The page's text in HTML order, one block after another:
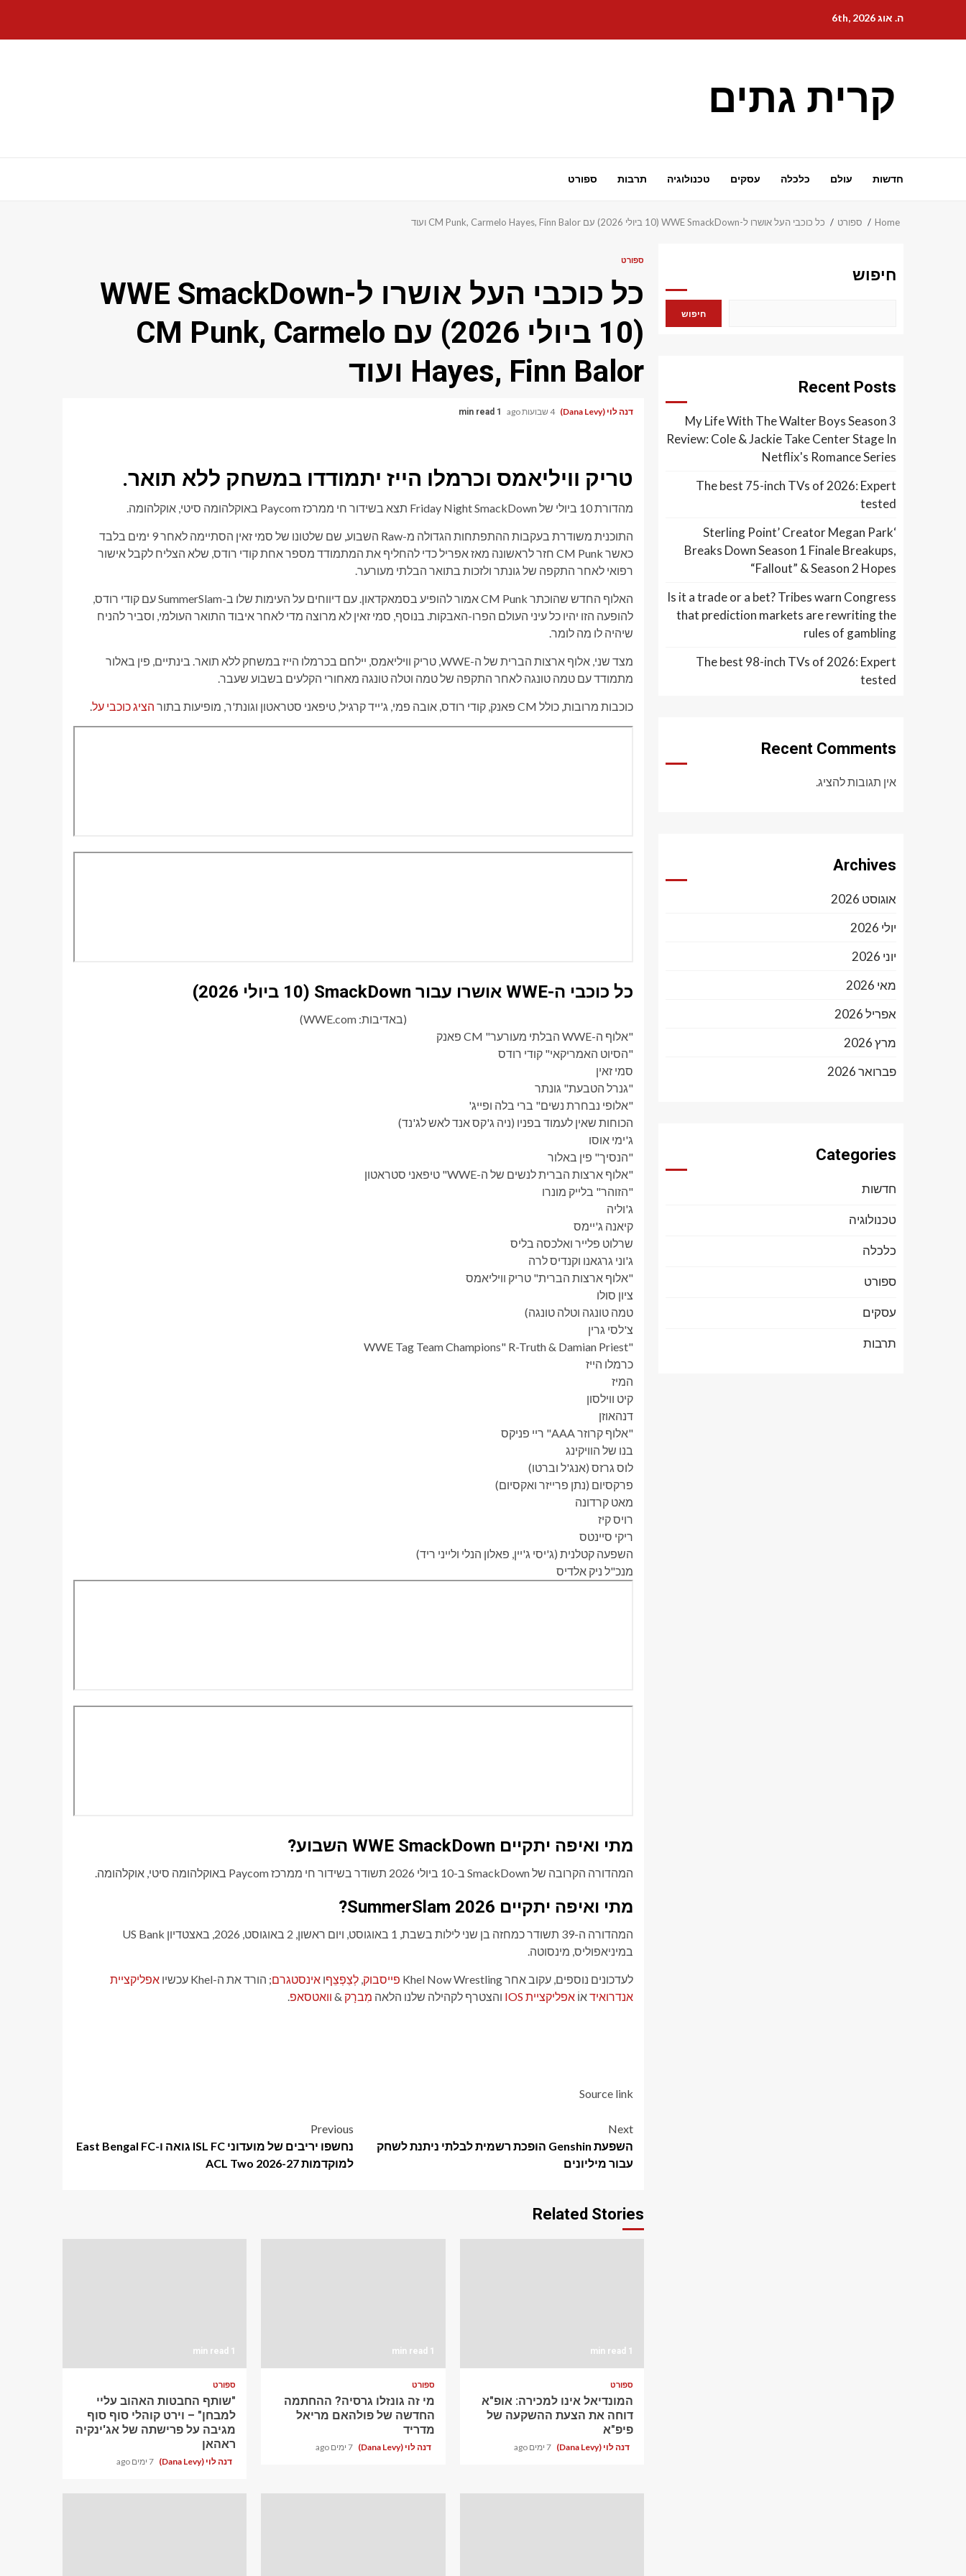
content
ה. אוג 6th, 2026
קרית גתים
חדשות עולם כלכלה עסקים טכנולוגיה תרבות ספורט
Home ספורט כל כוכבי העל אושרו ל-WWE SmackDown (10 ביולי 2026) עם CM Punk, Carmelo Hayes, Finn Balor ועוד
ספורט
כל כוכבי העל אושרו ל-WWE SmackDown
(10 ביולי 2026) עם CM Punk, Carmelo
Hayes, Finn Balor ועוד
דנה לוי (Dana Levy) 4 שבועות ago 1 min read
טריק וויליאמס וכרמלו הייז יתמודדו במשחק ללא תואר.
מהדורת 10 ביולי של Friday Night SmackDown תצא בשידור חי ממרכז Paycom באוקלהומה סיטי, אוקלהומה.
התוכנית משודרת בעקבות ההתפתחות הגדולה מ-Raw השבוע, שם שלטונו של סמי זאין הסתיימה לאחר 9 ימים בלבד
כאשר CM Punk חזר לראשונה מאז אפריל כדי להחליף את המתמודד מספר אחת קודי רודס, שלא הצליח לקבל אישור
רפואי לאחר התקפה של גונתר ולזכות בתואר הבלתי מעורער.
האלוף החדש שהוכתר CM Punk אמור להופיע בסמאקדאון. עם דיווחים על העימות שלו ב-SummerSlam עם קודי רודס,
להופעה הזו יהיו כל עיני העולם הפרו-האבקות. בנוסף, סמי זאין לא מרוצה מדי לאחר איבוד התואר העולמי, וסביר להניח
שיהיה לו מה לומר.
מצד שני, אלוף ארצות הברית של ה-WWE, טריק וויליאמס, יילחם בכרמלו הייז במשחק ללא תואר. בינתיים, פין באלור
מתמודד עם טמה טונגה לאחר התקפה של טמה וטלה טונגה מאחורי הקלעים בשבוע שעבר.
כוכבות מרובות, כולל CM פאנק, קודי רודס, אובה פמי, ג'ייד קרגיל, טיפאני סטראטון וגונת'ר, מופיעות בתור הציג כוכבי על.
כל כוכבי ה-WWE אושרו עבור SmackDown (10 ביולי 2026)
(באדיבות: WWE.com)
"אלוף ה-WWE הבלתי מעורער" CM פאנק
"הסיוט האמריקאי" קודי רודס
סמי זאין
"גנרל הטבעת" גונתר
"אלופי נבחרת נשים" ברי בלה ופייג'
הכוחות שאין לעמוד בפניו (ניה ג'קס אנד לאש לג'נד)
ג'ימי אוסו
"הנסיך" פין באלור
"אלוף ארצות הברית לנשים של ה-WWE" טיפאני סטראטון
"הזוהר" בלייק מונרו
ג'וליה
קיאנה ג'יימס
שרלוט פלייר ואלכסה בליס
ג'וני גרגאנו וקנדיס לרה
"אלוף ארצות הברית" טריק וויליאמס
ציון סולו
טמה טונגה וטלה טונגה)
צ'לסי גרין
"WWE Tag Team Champions" R-Truth & Damian Priest
כרמלו הייז
המיז
קיט ווילסון
דנהאוזן
"אלוף קרוזר AAA" ריי פניקס
בנו של הוויקינג
לוס גרזס (אנג'ל וברטו)
פרקסיום (נתן פרייזר ואקסיום)
מאט קרדונה
רויס קיז
ריקי סיינטס
השפעה קטלנית (ג'יסי ג'יין, פאלון הנלי ולייני ריד)
מנכ"ל ניק אלדיס
מתי ואיפה יתקיים WWE SmackDown השבוע?
המהדורה הקרובה של SmackDown ב-10 ביולי 2026 תשודר בשידור חי ממרכז Paycom באוקלהומה סיטי, אוקלהומה.
מתי ואיפה יתקיים SummerSlam 2026?
המהדורה ה-39 תשודר כמחזה בן שני לילות בשבת, 1 באוגוסט, ויום ראשון, 2 באוגוסט, 2026, באצטדיון US Bank
במיניאפוליס, מינסוטה.
לעדכונים נוספים, עקוב אחר Khel Now Wrestling פייסבוק, לְצַפְצֵףו אינסטגרם; הורד את ה-Khel עכשיו
אפליקציית
אנדרואידאוֹ אפליקציית IOS והצטרף לקהילה שלנו הלאה מִברָק & וואטסאפ.
Source link
Post
navigation
Previous
נחשפו יריבים של מועדוני ISL FC גואה ו-East Bengal FC
למוקדמות ACL Two 2026-27
Next
השפעת Genshin הופכת רשמית לבלתי ניתנת לשחק
עבור מיליונים
Related Stories
1 min read
ספורט
המונדיאל אינו למכירה: אופ"א
דוחה את הצעת ההשקעה של
פיפ"א
דנה לוי (Dana Levy) 7 ימים ago
1 min read
ספורט
מי זה גונזלו גרסיה? ההחתמה
החדשה של פולהאם מריאל
מדריד
דנה לוי (Dana Levy) 7 ימים ago
1 min read
ספורט
"שותף החבטות האהוב עליי
למבחן" – וירט קוהלי סוף סוף
מגיבה על פרישתה של אג'ינקיה
ראהאן
דנה לוי (Dana Levy) 7 ימים ago
חיפוש
חיפוש
Recent Posts
My Life With The Walter Boys Season 3
Review: Cole & Jackie Take Center Stage In
Netflix's Romance Series
The best 75-inch TVs of 2026: Expert
tested
‘Sterling Point’ Creator Megan Park
Breaks Down Season 1 Finale Breakups,
“Fallout” & Season 2 Hopes
Is it a trade or a bet? Tribes warn Congress
that prediction markets are rewriting the
rules of gambling
The best 98-inch TVs of 2026: Expert
tested
Recent Comments
אין תגובות להציג.
Archives
אוגוסט 2026
יולי 2026
יוני 2026
מאי 2026
אפריל 2026
מרץ 2026
פברואר 2026
Categories
חדשות
טכנולוגיה
כלכלה
ספורט
עסקים
תרבות